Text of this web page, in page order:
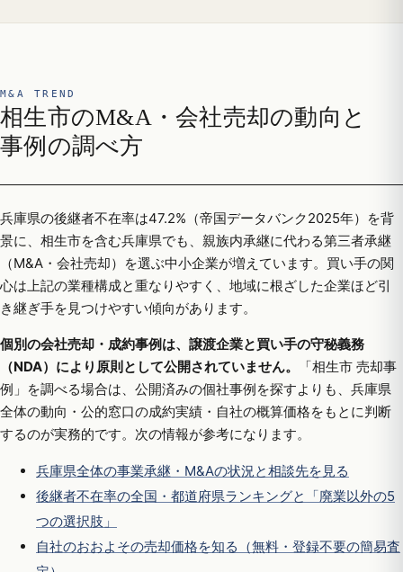
M&A TREND
相生市のM&A・会社売却の動向と
事例の調べ方
兵庫県の後継者不在率は47.2%（帝国データバンク2025年）を背
景に、相生市を含む兵庫県でも、親族内承継に代わる第三者承継
（M&A・会社売却）を選ぶ中小企業が増えています。買い手の関
心は上記の業種構成と重なりやすく、地域に根ざした企業ほど引
き継ぎ手を見つけやすい傾向があります。
個別の会社売却・成約事例は、譲渡企業と買い手の守秘義務
（NDA）により原則として公開されていません。
「相生市 売却事
例」を調べる場合は、公開済みの個社事例を探すよりも、兵庫県
全体の動向・公的窓口の成約実績・自社の概算価格をもとに判断
するのが実務的です。次の情報が参考になります。
兵庫県全体の事業承継・M&Aの状況と相談先を見る
後継者不在率の全国・都道府県ランキングと「廃業以外の5
つの選択肢」
自社のおおよその売却価格を知る（無料・登録不要の簡易査